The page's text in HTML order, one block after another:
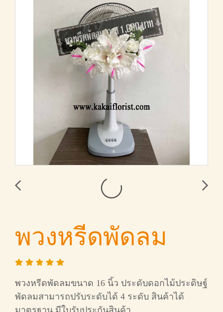
พวงหรีดพัดลม
พวงหรีดพัดลมขนาด 16 นิ้ว ประดับดอกไม้ประดิษฐ์
พัดลมสามารถปรับระดับได้ 4 ระดับ สินค้าได้
มาตรฐาน มีใบรับประกันสินค้า